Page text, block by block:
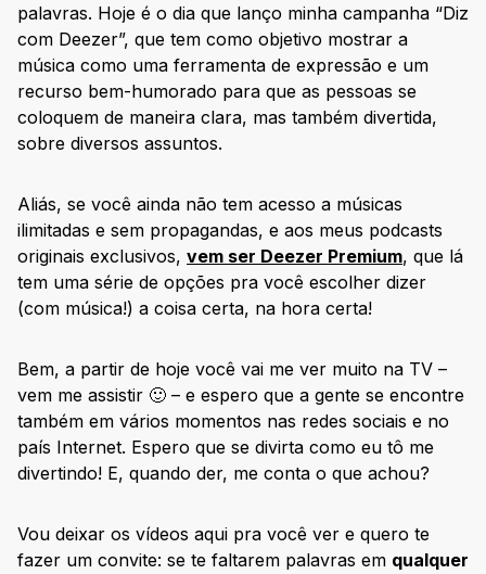
palavras. Hoje é o dia que lanço minha campanha “Diz
com Deezer”, que tem como objetivo mostrar a
música como uma ferramenta de expressão e um
recurso bem-humorado para que as pessoas se
coloquem de maneira clara, mas também divertida,
sobre diversos assuntos.
Aliás, se você ainda não tem acesso a músicas
ilimitadas e sem propagandas, e aos meus podcasts
originais exclusivos, vem ser Deezer Premium, que lá
tem uma série de opções pra você escolher dizer
(com música!) a coisa certa, na hora certa!
Bem, a partir de hoje você vai me ver muito na TV –
vem me assistir 🙂 – e espero que a gente se encontre
também em vários momentos nas redes sociais e no
país Internet. Espero que se divirta como eu tô me
divertindo! E, quando der, me conta o que achou?
Vou deixar os vídeos aqui pra você ver e quero te
fazer um convite: se te faltarem palavras em qualquer